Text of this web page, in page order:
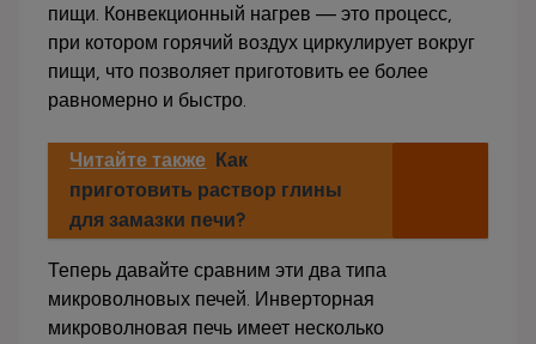
пищи. Конвекционный нагрев — это процесс,
при котором горячий воздух циркулирует вокруг
пищи, что позволяет приготовить ее более
равномерно и быстро.
Читайте также Как
приготовить раствор глины
для замазки печи?
Теперь давайте сравним эти два типа
микроволновых печей. Инверторная
микроволновая печь имеет несколько